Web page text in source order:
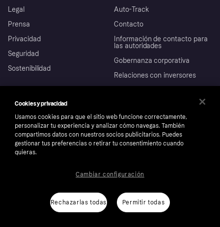
Legal
Prensa
Privacidad
Seguridad
Sostenibilidad
Auto-Track
Contacto
Información de contacto para
las autoridades
Gobernanza corporativa
Relaciones con inversores
Ayuda
Inicio de sesión
Klarna app
Política de protección al
Reclamaciones
Promesa de protección contra
el fraude
Nuestra promesa
Para empresas
Asistencia al comerciante
Portal de desarrolladores
Plataformas y socios
Cookies y privacidad
Usamos cookies para que el sitio web funcione correctamente,
personalizar tu experiencia y analizar cómo navegas. También
compartimos datos con nuestros socios publicitarios. Puedes
gestionar tus preferencias o retirar tu consentimiento cuando
quieras.
Rechazarlas todas Permitir todas
Cambiar configuración